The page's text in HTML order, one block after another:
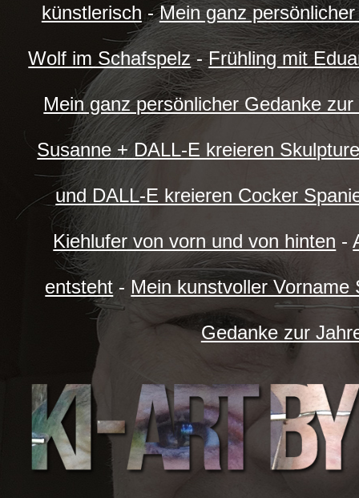
künstlerisch -Mein ganz
Wolf im Schafspelz-Frühling mit
Mein ganz persönlicher Gedanke
Susanne + DALL-E kreieren
und DALL-E kreieren Cocker
Kiehlufer von vorn und von hinten -
entsteht - Mein kunstvoller Vorname
Gedanke zur